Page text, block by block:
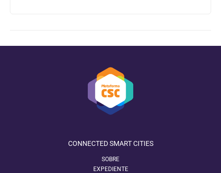
CONNECTED SMART CITIES
SOBRE
EXPEDIENTE